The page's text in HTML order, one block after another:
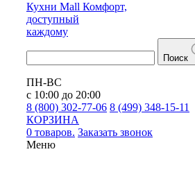
Кухни Mall Комфорт,
доступный
каждому
Поиск
ПН-ВС
с 10:00 до 20:00
8 (800) 302-77-06 8 (499) 348-15-11
КОРЗИНА
0 товаров. Заказать звонок
Меню